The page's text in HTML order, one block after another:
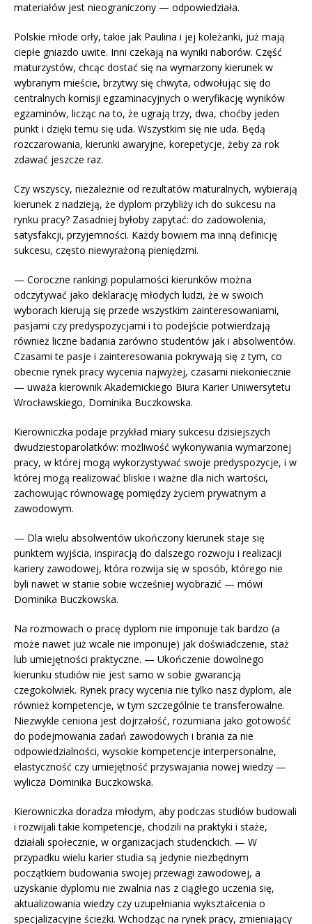
materiałów jest nieograniczony — odpowiedziała.
Polskie młode orły, takie jak Paulina i jej koleżanki, już mają
ciepłe gniazdo uwite. Inni czekają na wyniki naborów. Część
maturzystów, chcąc dostać się na wymarzony kierunek w
wybranym mieście, brzytwy się chwyta, odwołując się do
centralnych komisji egzaminacyjnych o weryfikację wyników
egzaminów, licząc na to, że ugrają trzy, dwa, choćby jeden
punkt i dzięki temu się uda. Wszystkim się nie uda. Będą
rozczarowania, kierunki awaryjne, korepetycje, żeby za rok
zdawać jeszcze raz.
Czy wszyscy, niezależnie od rezultatów maturalnych, wybierają
kierunek z nadzieją, że dyplom przybliży ich do sukcesu na
rynku pracy? Zasadniej byłoby zapytać: do zadowolenia,
satysfakcji, przyjemności. Każdy bowiem ma inną definicję
sukcesu, często niewyrażoną pieniędzmi.
— Coroczne rankingi popularności kierunków można
odczytywać jako deklarację młodych ludzi, że w swoich
wyborach kierują się przede wszystkim zainteresowaniami,
pasjami czy predyspozycjami i to podejście potwierdzają
również liczne badania zarówno studentów jak i absolwentów.
Czasami te pasje i zainteresowania pokrywają się z tym, co
obecnie rynek pracy wycenia najwyżej, czasami niekoniecznie
— uważa kierownik Akademickiego Biura Karier Uniwersytetu
Wrocławskiego, Dominika Buczkowska.
Kierowniczka podaje przykład miary sukcesu dzisiejszych
dwudziestoparolatków: możliwość wykonywania wymarzonej
pracy, w której mogą wykorzystywać swoje predyspozycje, i w
której mogą realizować bliskie i ważne dla nich wartości,
zachowując równowagę pomiędzy życiem prywatnym a
zawodowym.
— Dla wielu absolwentów ukończony kierunek staje się
punktem wyjścia, inspiracją do dalszego rozwoju i realizacji
kariery zawodowej, która rozwija się w sposób, którego nie
byli nawet w stanie sobie wcześniej wyobrazić — mówi
Dominika Buczkowska.
Na rozmowach o pracę dyplom nie imponuje tak bardzo (a
może nawet już wcale nie imponuje) jak doświadczenie, staż
lub umiejętności praktyczne. — Ukończenie dowolnego
kierunku studiów nie jest samo w sobie gwarancją
czegokolwiek. Rynek pracy wycenia nie tylko nasz dyplom, ale
również kompetencje, w tym szczególnie te transferowalne.
Niezwykle ceniona jest dojrzałość, rozumiana jako gotowość
do podejmowania zadań zawodowych i brania za nie
odpowiedzialności, wysokie kompetencje interpersonalne,
elastyczność czy umiejętność przyswajania nowej wiedzy —
wylicza Dominika Buczkowska.
Kierowniczka doradza młodym, aby podczas studiów budowali
i rozwijali takie kompetencje, chodzili na praktyki i staże,
działali społecznie, w organizacjach studenckich. — W
przypadku wielu karier studia są jedynie niezbędnym
początkiem budowania swojej przewagi zawodowej, a
uzyskanie dyplomu nie zwalnia nas z ciągłego uczenia się,
aktualizowania wiedzy czy uzupełniania wykształcenia o
specjalizacyjne ścieżki. Wchodząc na rynek pracy, zmieniający